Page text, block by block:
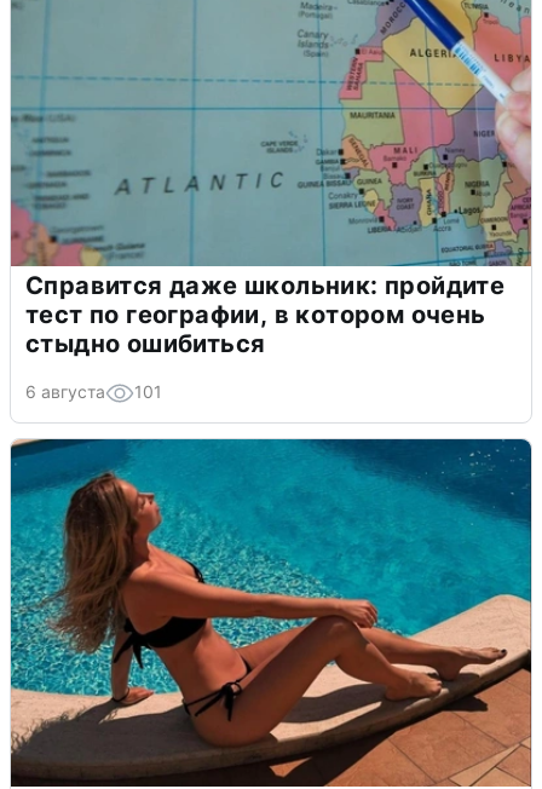
Справится даже школьник: пройдите
тест по географии, в котором очень
стыдно ошибиться
6 августа 101